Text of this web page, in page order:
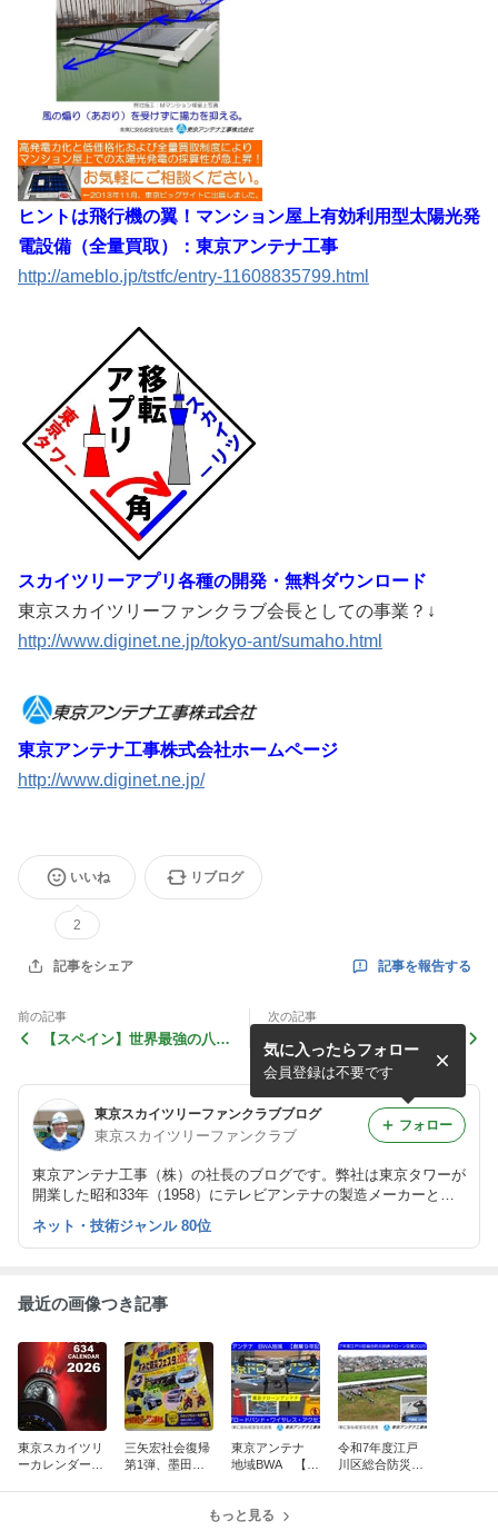
ヒントは飛行機の翼！マンション屋上有効利用型太陽光発
電設備（全量買取）：東京アンテナ工事
http://ameblo.jp/tstfc/entry-11608835799.html
スカイツリーアプリ各種の開発・無料ダウンロード
東京スカイツリーファンクラブ会長としての事業？↓
http://www.diginet.ne.jp/tokyo-ant/sumaho.html
東京アンテナ工事株式会社ホームページ
http://www.diginet.ne.jp/
いいね
2
リブログ
記事をシェア 記事を報告する
前の記事
【スペイン】世界最強の八木
基！！
次の記事
【電波障害】東京23区内で
すが、近所で5階建てが始ま
ったらテレビの映りが悪くな
りました。
東京スカイツリーファンクラブブログ
東京スカイツリーファンクラブ
東京アンテナ工事（株）の社長のブログです。弊社は東京タワーが
開業した昭和33年（1958）にテレビアンテナの製造メーカーとし
て創業しました。
気に入ったらフォロー
会員登録は不要です
フォロー
ネット・技術ジャンル 80位
最近の画像つき記事
東京スカイツリ
ーカレンダー10
三矢宏社会復帰
第1弾、墨田区
東京アンテナ
地域BWA 【創
ド・ワイヤレ
令和7年度江戸
川区総合防災訓
もっと見る